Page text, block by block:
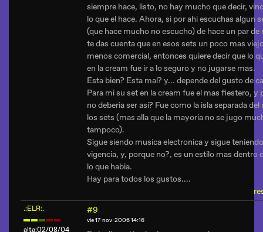
siempre hace, listo, no hay mucho que decir,
lo que el hace. Ahora, si por ahi escuchas algun
(que hace mucho no escucho) de hace un par de
te das cuenta que en esos sets un poco mas
menos comercial, entonces quiere decir que lo
en la cream fue ir a lo seguro y no jugarse mas.
Esta bien? Esta mal? y... depende del gusto de
Para mi su set en la cream fue el mas fiestero, y
no deberia ser asi? Fue como la isla separada del
los sets (mas alla que la mayoria no se jugo
tampoco).
Sigue siendo musica electronica y sigue teniendo
vigencia, y, porque no?, es un estilo mas dentro
lo que habia.
Hay para todos los gustos....
.:ELR:.
alta:02/08/04
#9
vie 17-nov-2006 14:16